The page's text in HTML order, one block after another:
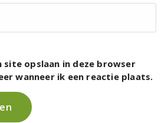
site opslaan in deze browser
wanneer ik een reactie plaats.